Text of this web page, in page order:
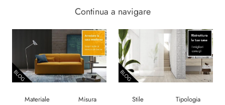
Continua a navigare
Materiale Misura Stile Tipologia